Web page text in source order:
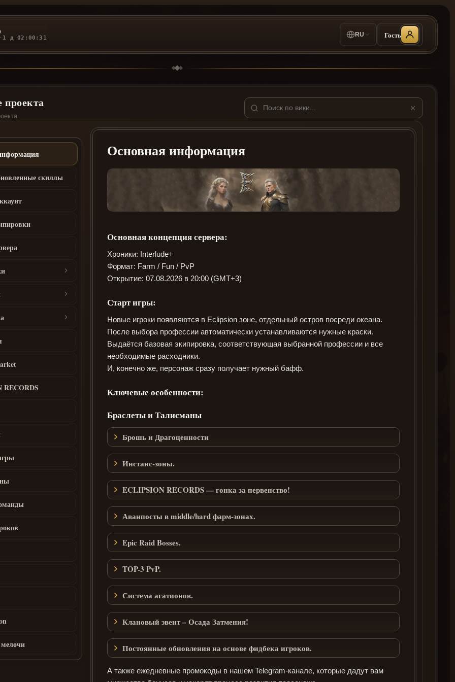
· 1 д 02:00:32 RU Гость
скиллы
Рун
[ECLIPSION]
RECORDS
Основная информация
Основная концепция сервера:
Хроники: Interlude+
Формат: Farm / Fun / PvP
Открытие: 07.08.2026 в 20:00 (GMT+3)
Старт игры:
Новые игроки появляются в Eclipsion зоне, отдельный остров посреди океана.
После выбора профессии автоматически устанавливаются нужные краски.
Выдаётся базовая экипировка, соответствующая выбранной профессии и все
необходимые расходники.
И, конечно же, персонаж сразу получает нужный бафф.
Ключевые особенности:
Браслеты и Талисманы
Брошь и Драгоценности
Инстанс-зоны.
ECLIPSION RECORDS — гонка за первенство!
Аванпосты в middle/hard фарм-зонах.
Epic Raid Bosses.
TOP-3 PvP.
Система агатионов.
Клановый эвент – Осада Затмения!
Постоянные обновления на основе фидбека игроков.
А также ежедневные промокоды в нашем Telegram-канале, которые дадут вам